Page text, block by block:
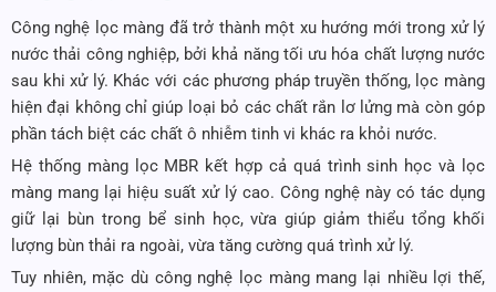
Công nghệ lọc màng đã trở thành một xu hướng mới trong xử lý
nước thải công nghiệp, bởi khả năng tối ưu hóa chất lượng nước
sau khi xử lý. Khác với các phương pháp truyền thống, lọc màng
hiện đại không chỉ giúp loại bỏ các chất rắn lơ lửng mà còn góp
phần tách biệt các chất ô nhiễm tinh vi khác ra khỏi nước.
Hệ thống màng lọc MBR kết hợp cả quá trình sinh học và lọc
màng mang lại hiệu suất xử lý cao. Công nghệ này có tác dụng
giữ lại bùn trong bể sinh học, vừa giúp giảm thiểu tổng khối
lượng bùn thải ra ngoài, vừa tăng cường quá trình xử lý.
Tuy nhiên, mặc dù công nghệ lọc màng mang lại nhiều lợi thế,